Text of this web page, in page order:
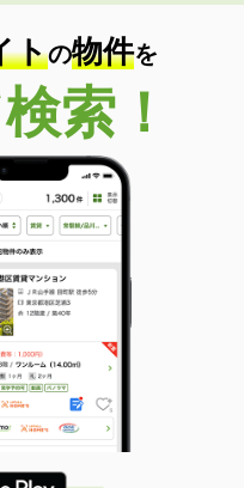
トの物件を
索！